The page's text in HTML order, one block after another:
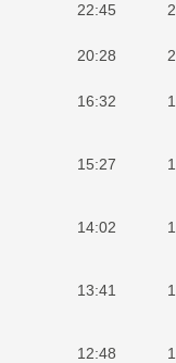
22:45
20:28
16:32
15:27
14:02
13:41
12:48